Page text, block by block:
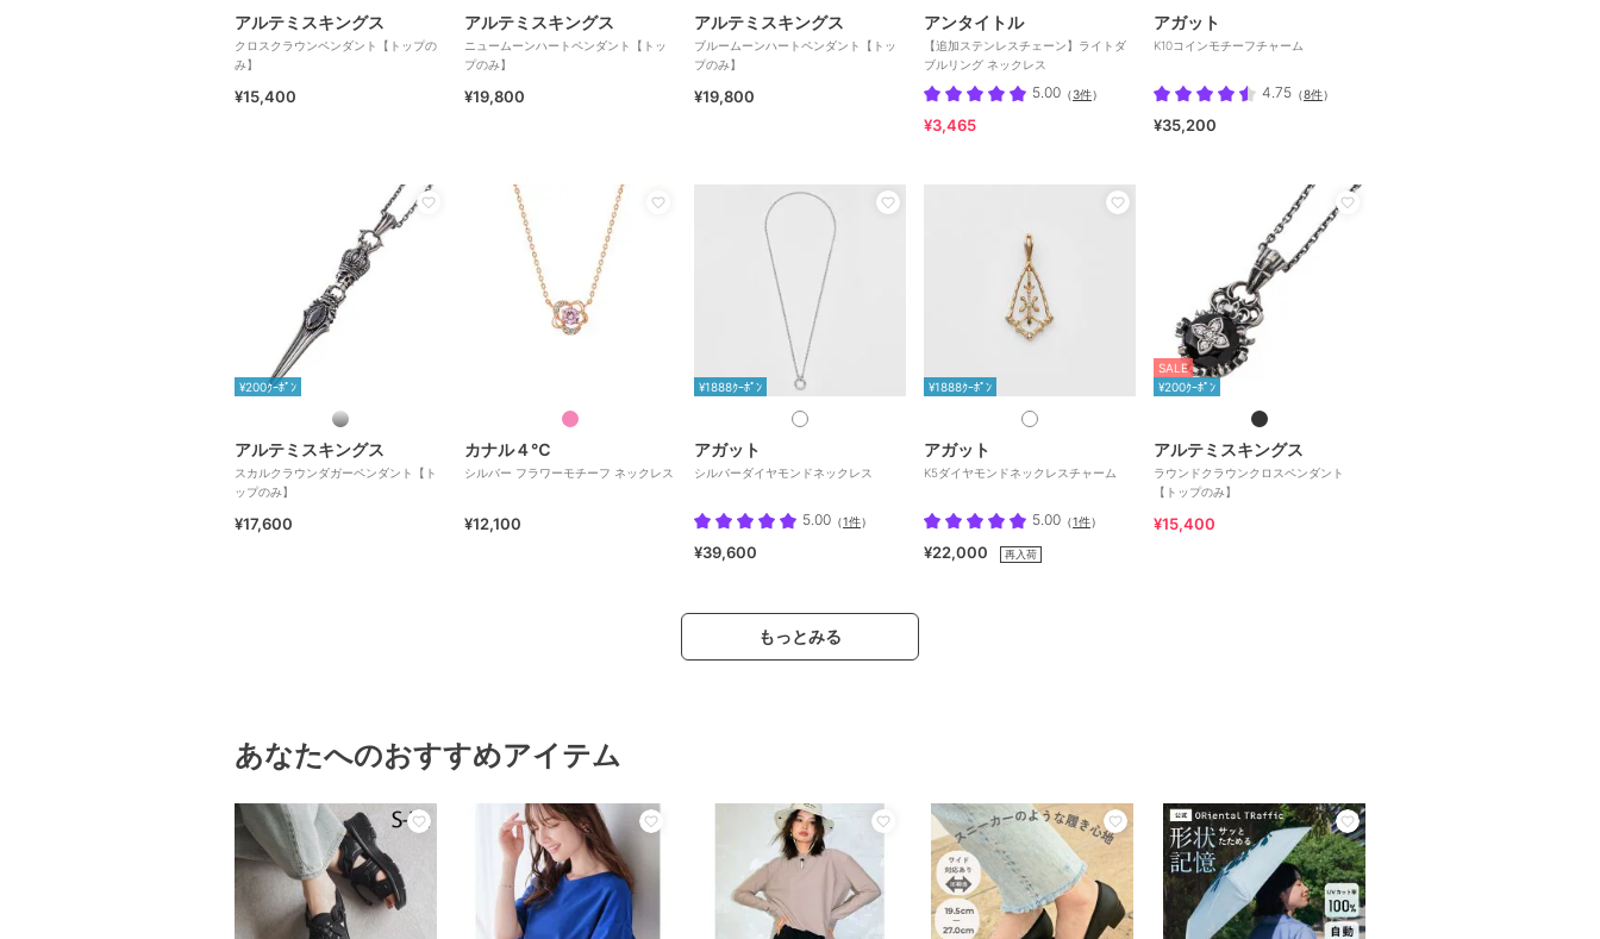
アルテミスキングス
クロスクラウンペンダント【トップの
み】
¥15,400
アルテミスキングス
ニュームーンハートペンダント【トッ
プのみ】
¥19,800
アルテミスキングス
ブルームーンハートペンダント【トッ
プのみ】
¥19,800
アンタイトル
【追加ステンレスチェーン】ライトダ
ブルリング ネックレス
5.00 （3件）
¥3,465
アガット
K10コインモチーフチャーム
4.75 （8件）
¥35,200
¥200ｸｰﾎﾟﾝ
アルテミスキングス
スカルクラウンダガーペンダント【ト
ップのみ】
¥17,600
カナル４℃
シルバー フラワーモチーフ ネックレス
¥12,100
¥1888ｸｰﾎﾟﾝ
アガット
シルバーダイヤモンドネックレス
5.00 （1件）
¥39,600
¥1888ｸｰﾎﾟﾝ
アガット
K5ダイヤモンドネックレスチャーム
5.00 （1件）
¥22,000 再入荷
SALE
¥200ｸｰﾎﾟﾝ
アルテミスキングス
ラウンドクラウンクロスペンダント
【トップのみ】
¥15,400
もっとみる
あなたへのおすすめアイテム